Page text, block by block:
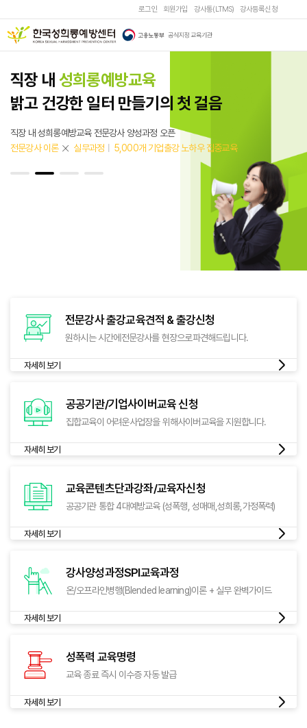
로그인 회원가입 강사통(LTMS) 강사등록신청
직장 내 성희롱예방교육
밝고 건강한 일터 만들기의 첫 걸음
직장 내 성희롱예방교육 전문강사 양성과정 오픈
전문강사 이론
실무과정 5,000개 기업출강 노하우 집중교육
전문강사 출강교육견적 & 출강신청
원하시는 시간에 전문강사를 현장으로파견해드립니다.
자세히 보기
공공기관/기업사이버교육 신청
집합교육이 어려운사업장을 위해사이버교육을 지원합니다.
자세히 보기
교육콘텐츠단과강좌/교육자신청
공공기관 통합 4대예방교육 (성폭행, 성매매, 성희롱,가정폭력)
자세히 보기
강사양성과정SPI교육과정
온/오프라인병행(Blended learning)이론 + 실무 완벽가이드
자세히 보기
성폭력 교육명령
교육 종료 즉시 이수증 자동 발급
자세히 보기